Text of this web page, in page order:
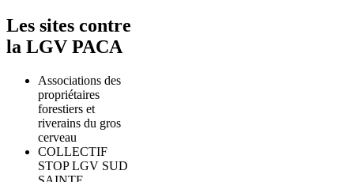
Les sites contre
la LGV PACA
Associations des
propriétaires
forestiers et
riverains du gros
cerveau
COLLECTIF
STOP LGV SUD